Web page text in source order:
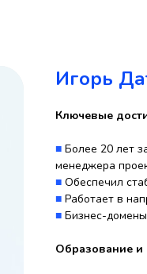
Игорь
Ключевые
■ Более 20 лет
менеджера
■ Обеспечил
■ Работает в
■ Бизнес-
Образование и